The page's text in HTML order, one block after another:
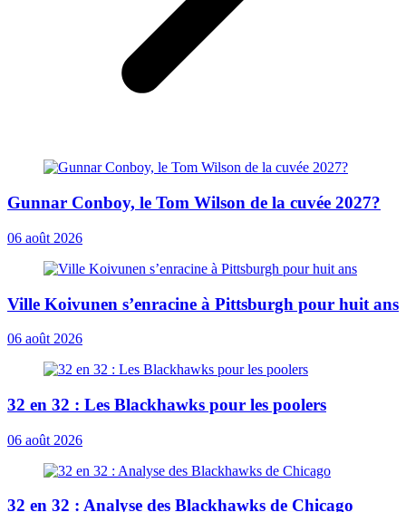
Gunnar Conboy, le Tom Wilson de la cuvée 2027?
06 août 2026
Ville Koivunen s’enracine à Pittsburgh pour huit ans
06 août 2026
32 en 32 : Les Blackhawks pour les poolers
06 août 2026
32 en 32 : Analyse des Blackhawks de Chicago